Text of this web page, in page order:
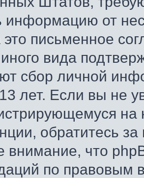
информацию от
письменное
вида
сбор личной
лет. Если вы не
обратитесь
внимание, что
по правовым